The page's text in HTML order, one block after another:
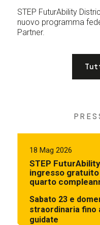
STEP FuturAbility
nuovo programma
Partner.
18 Mag 2026
STEP
ingresso
quarto
Sabato 23 e
straordinaria fino
guidate